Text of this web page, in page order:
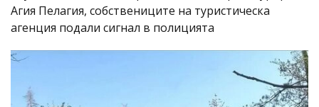
Агия Пелагия, собствениците на туристическа
агенция подали сигнал в полицията